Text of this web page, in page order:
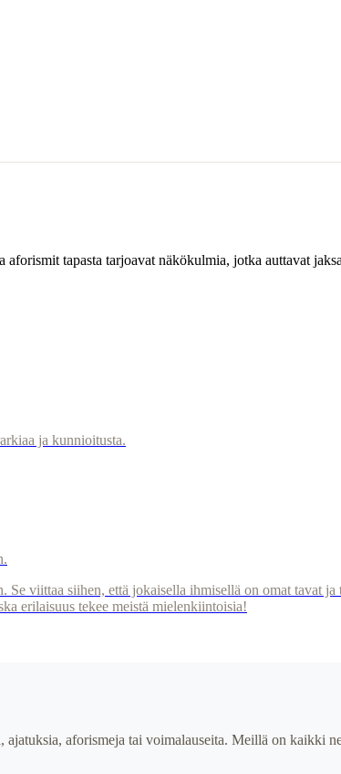
tapasta tarjoavat näkökulmia, jotka auttavat
ja kunnioitusta.
viittaa siihen, että jokaisella ihmisellä on omat tavat
erilaisuus tekee meistä mielenkiintoisia!
ajatuksia, aforismeja tai voimalauseita. Meillä on kaikki